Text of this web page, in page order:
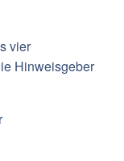
vier
Hinweisgeber